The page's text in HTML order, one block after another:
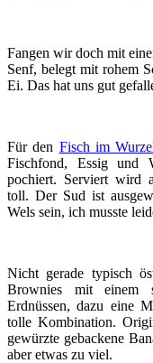
Fangen wir doch mit
Senf, belegt mit rohem
Ei. Das hat uns gut
Für den Fisch im
Fischfond, Essig und
pochiert. Serviert wird
toll. Der Sud ist
Wels sein, ich musste
Nicht gerade typisch
Brownies mit einem
Erdnüssen, dazu eine
tolle Kombination.
gewürzte gebackene
aber etwas zu viel.